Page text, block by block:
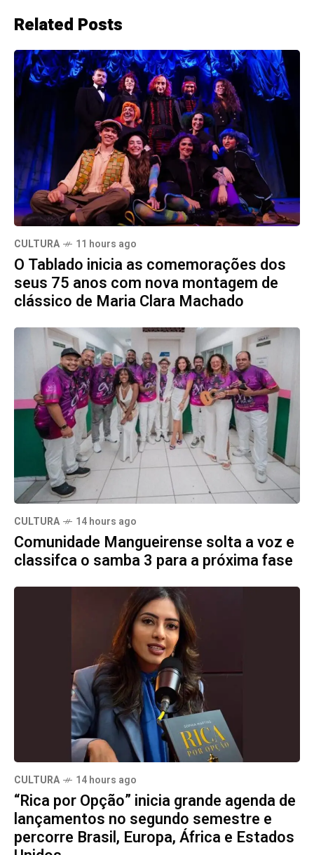
Related Posts
CULTURA 11 hours ago
O Tablado inicia as comemorações dos
seus 75 anos com nova montagem de
clássico de Maria Clara Machado
CULTURA 14 hours ago
Comunidade Mangueirense solta a voz e
classifca o samba 3 para a próxima fase
CULTURA 14 hours ago
“Rica por Opção” inicia grande agenda de
lançamentos no segundo semestre e
percorre Brasil, Europa, África e Estados